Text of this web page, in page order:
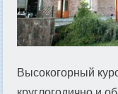
Высокогорный